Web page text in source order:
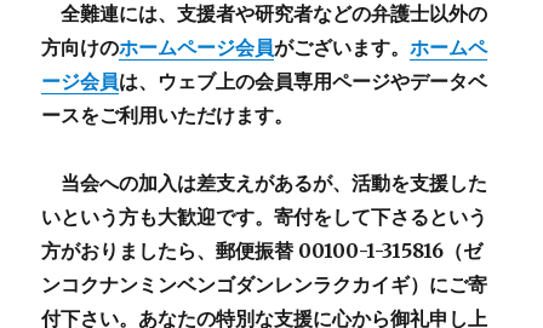
全難連には、支援者や研究者などの弁護士以外の
方向けのホームページ会員がございます。ホームペ
ージ会員は、ウェブ上の会員専用ページやデータベ
ースをご利用いただけます。
当会への加入は差支えがあるが、活動を支援した
いという方も大歓迎です。寄付をして下さるという
方がおりましたら、郵便振替 00100-1-315816（ゼ
ンコクナンミンベンゴダンレンラクカイギ）にご寄
付下さい。あなたの特別な支援に心から御礼申し上